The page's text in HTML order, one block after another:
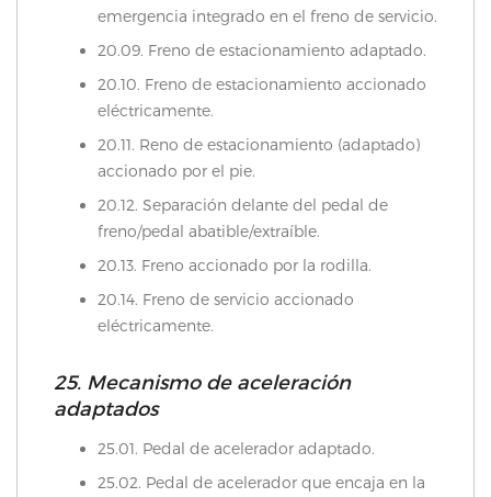
emergencia integrado en el freno de servicio.
20.09. Freno de estacionamiento adaptado.
20.10. Freno de estacionamiento accionado
eléctricamente.
20.11. Reno de estacionamiento (adaptado)
accionado por el pie.
20.12. Separación delante del pedal de
freno/pedal abatible/extraíble.
20.13. Freno accionado por la rodilla.
20.14. Freno de servicio accionado
eléctricamente.
25. Mecanismo de aceleración
adaptados
25.01. Pedal de acelerador adaptado.
25.02. Pedal de acelerador que encaja en la